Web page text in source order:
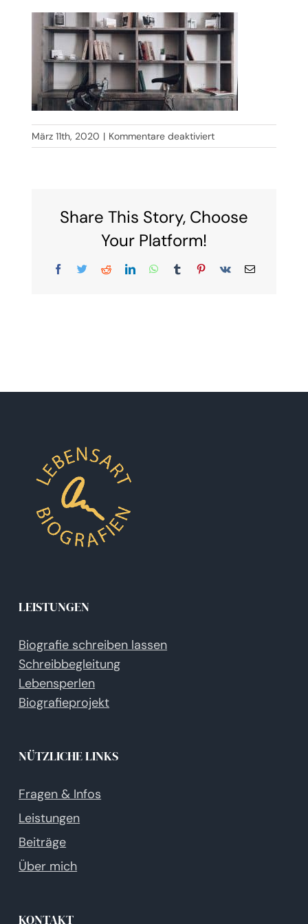
März 11th, 2020 | Kommentare deaktiviertfür
hero-
Share This Story, Choose
Your Platform!
Facebook
TwitterRedditLinkedInWhatsApp
TumblrPinterest
Vk
E-
LEISTUNGEN
Biografie schreiben lassen
Schreibbegleitung
Lebensperlen
Biografieprojekt
NÜTZLICHE LINKS
Fragen & Infos
Leistungen
Beiträge
Über mich
KONTAKT